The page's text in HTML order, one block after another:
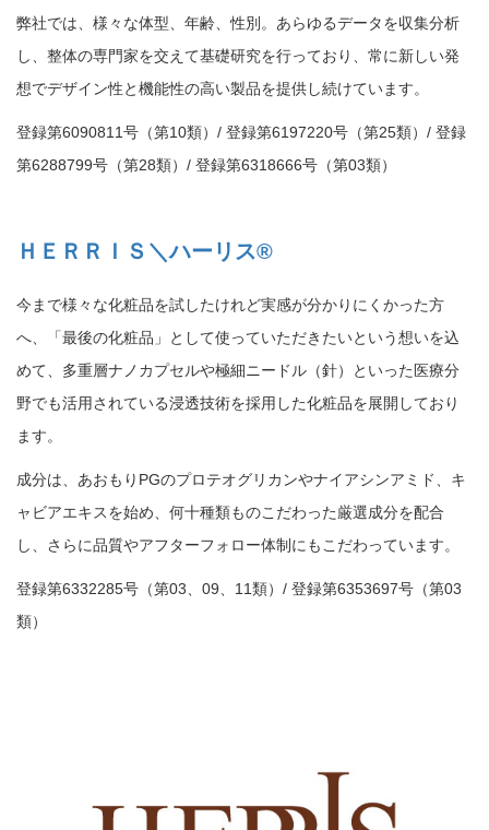
弊社では、様々な体型、年齢、性別。あらゆるデータを収集分析
し、整体の専門家を交えて基礎研究を行っており、常に新しい発
想でデザイン性と機能性の高い製品を提供し続けています。
登録第6090811号（第10類）/ 登録第6197220号（第25類）/ 登録
第6288799号（第28類）/ 登録第6318666号（第03類）
ＨＥＲＲＩＳ＼ハーリス®
今まで様々な化粧品を試したけれど実感が分かりにくかった方
へ、「最後の化粧品」として使っていただきたいという想いを込
めて、多重層ナノカプセルや極細ニードル（針）といった医療分
野でも活用されている浸透技術を採用した化粧品を展開しており
ます。
成分は、あおもりPGのプロテオグリカンやナイアシンアミド、キ
ャビアエキスを始め、何十種類ものこだわった厳選成分を配合
し、さらに品質やアフターフォロー体制にもこだわっています。
登録第6332285号（第03、09、11類）/ 登録第6353697号（第03
類）